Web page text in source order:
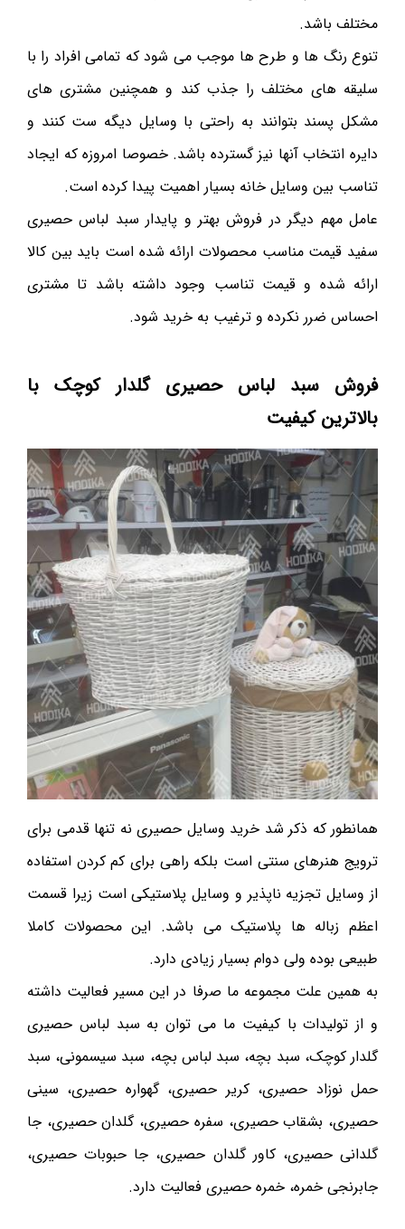
مختلف باشد.
تنوع رنگ ها و طرح ها موجب می شود که تمامی افراد را با
سلیقه های مختلف را جذب کند و همچنین مشتری های
مشکل پسند بتوانند به راحتی با وسایل دیگه ست کنند و
دایره انتخاب آنها نیز گسترده باشد. خصوصا امروزه که ایجاد
تناسب بین وسایل خانه بسیار اهمیت پیدا کرده است.
عامل مهم دیگر در فروش بهتر و پایدار سبد لباس حصیری
سفید قیمت مناسب محصولات ارائه شده است باید بین کالا
ارائه شده و قیمت تناسب وجود داشته باشد تا مشتری
احساس ضرر نکرده و ترغیب به خرید شود.
فروش سبد لباس حصیری گلدار کوچک با
بالاترین کیفیت
همانطور که ذکر شد خرید وسایل حصیری نه تنها قدمی برای
ترویج هنرهای سنتی است بلکه راهی برای کم کردن استفاده
از وسایل تجزیه ناپذیر و وسایل پلاستیکی است زیرا قسمت
اعظم زباله ها پلاستیک می باشد. این محصولات کاملا
طبیعی بوده ولی دوام بسیار زیادی دارد.
به همین علت مجموعه ما صرفا در این مسیر فعالیت داشته
و از تولیدات با کیفیت ما می توان به سبد لباس حصیری
گلدار کوچک، سبد بچه، سبد لباس بچه، سبد سیسمونی، سبد
حمل نوزاد حصیری، کریر حصیری، گهواره حصیری، سینی
حصیری، بشقاب حصیری، سفره حصیری، گلدان حصیری، جا
گلدانی حصیری، کاور گلدان حصیری، جا حبوبات حصیری،
جابرنجی خمره، خمره حصیری فعالیت دارد.